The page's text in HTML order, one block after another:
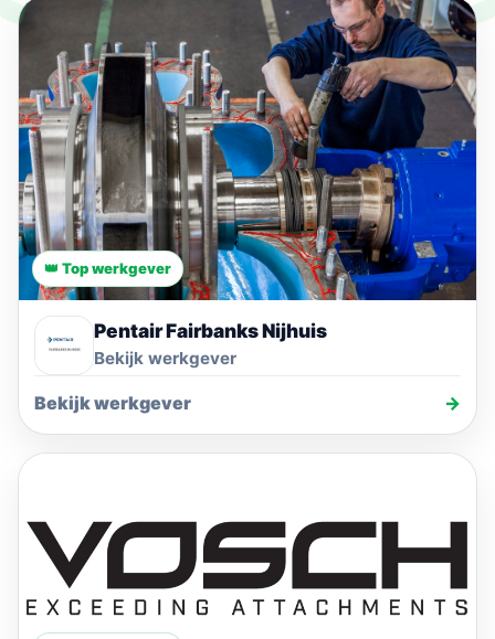
👑 Top werkgever
Pentair Fairbanks Nijhuis
Bekijk werkgever
Bekijk werkgever →